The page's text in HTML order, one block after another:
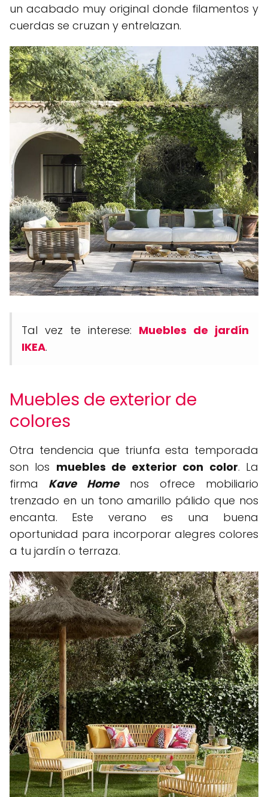
un acabado muy original donde filamentos y
cuerdas se cruzan y entrelazan.
Tal vez te interese: Muebles de jardín
IKEA.
Muebles de exterior de
colores
Otra tendencia que triunfa esta temporada
son los muebles de exterior con color. La
firma Kave Homenos ofrece mobiliario
trenzado en un tono amarillo pálido que nos
encanta. Este verano es una buena
oportunidad para incorporar alegres colores
a tu jardín o terraza.